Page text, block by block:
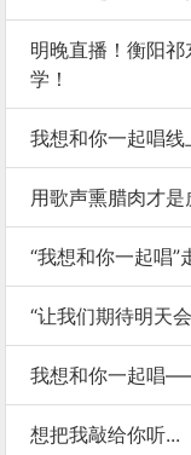
明晚直播！衡阳
学！
我想和你一起唱线
用歌声熏腊肉才
“我想和你一起唱
“让我们期待明天
我想和你一起唱
想把我敲给你听...